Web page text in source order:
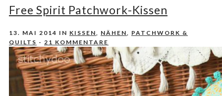
Free Spirit Patchwork-Kissen
13. MAI 2014 IN KISSEN NÄHEN
PATCHWORK &
QUILTS - 21 KOMMENTARE